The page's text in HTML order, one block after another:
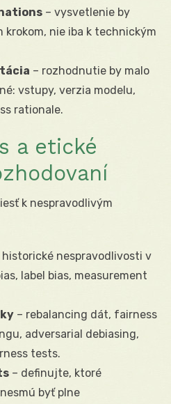
– vysvetlenie by
krokom, nie iba k technickým
– rozhodnutie by malo
vstupy, verzia modelu,
rationale.
a etické
k nespravodlivým
historické nespravodlivosti v
label bias, measurement
– rebalancing dát, fairness
adversarial debiasing,
tests.
– definujte, ktoré
byť plne